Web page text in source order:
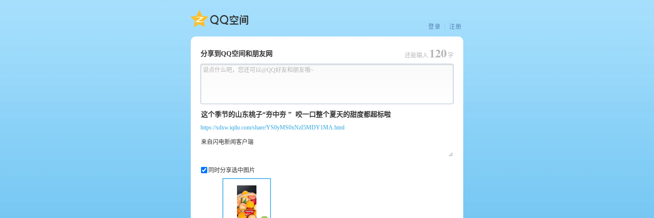
QQ空间
登录 注册
分享到QQ空间和朋友网
说点什么吧，您还可以@QQ好友和朋友哦~
还能输入 120 字
https://sdxw.iqilu.com/share/YS0yMS0xNzI5MDY1MA.html
同时分享选中图片